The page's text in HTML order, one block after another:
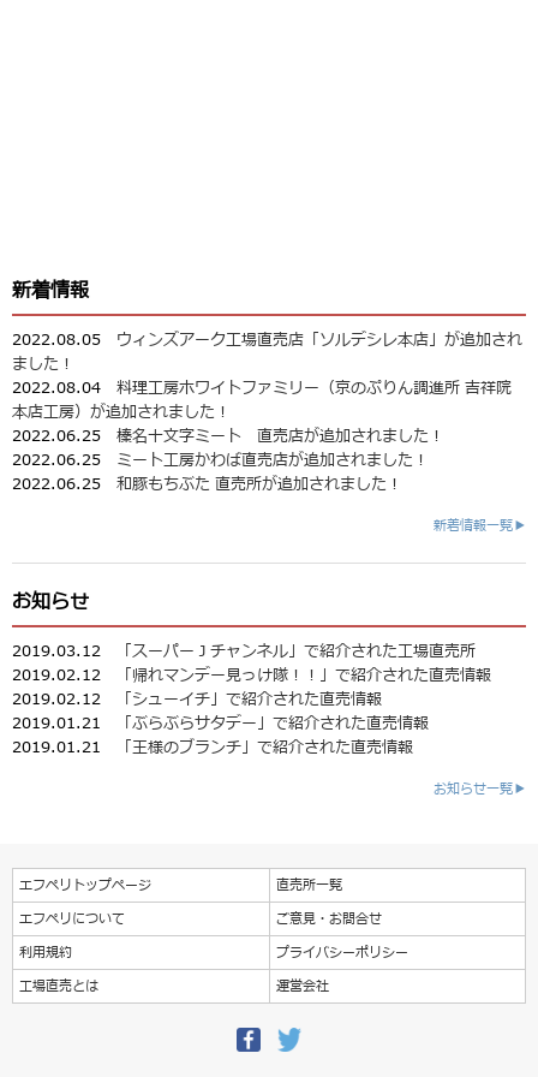
新着情報
2022.08.05 ウィンズアーク工場直売店「ソルデシレ本店」が追加され
ました！
2022.08.04 料理工房ホワイトファミリー（京のぷりん調進所 吉祥院
本店工房）が追加されました！
2022.06.25 榛名十文字ミート 直売店が追加されました！
2022.06.25 ミート工房かわば直売店が追加されました！
2022.06.25 和豚もちぶた 直売所が追加されました！
新着情報一覧▶
お知らせ
2019.03.12
「スーパーＪチャンネル」で紹介された工場直売所
2019.02.12
「帰れマンデー見っけ隊！！」で紹介された直売情報
2019.02.12
「シューイチ」で紹介された直売情報
2019.01.21
「ぶらぶらサタデー」で紹介された直売情報
2019.01.21
「王様のブランチ」で紹介された直売情報
お知らせ一覧▶
エフペリトップページ
直売所一覧
エフペリについて
ご意見・お問合せ
利用規約
プライバシーポリシー
工場直売とは
運営会社